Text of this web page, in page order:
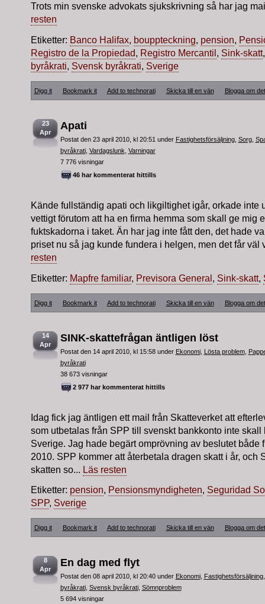
Trots min svenske advokats sjukskrivning så har jag
resten
Etiketter: Banco Halifax, bouppteckning, pension,
Registro de la Propiedad, Registro Mercantil, Sink-skatt
byråkrati, Svensk byråkrati, Sverige
Digg it Bookmark it Add to technorati Skicka till en vän Blogga om det
23
Apr
Apati
Postat den 23 april 2010, kl 20:51 under Fastighetsförsäljning, Sorg,
byråkrati, Vardagslunk Varningar
7 776 visningar
46 har kommenterat hittills
Kände fullständig apati och likgiltighet igår, orkade inte
vettigt förutom att ha en firma hemma som skall ge mig
fuktskadorna i taket. Än har jag inte fått den, det hade
priset nu så jag kunde fundera i helgen, men det får väl
resten
Etiketter: Mapfre familiar, Previsora General Sink-skatt,
Digg it Bookmark it Add to technorati Skicka till en vän Blogga om det
14
Apr
SINK-skattefrågan äntligen löst
Postat den 14 april 2010, kl 15:58 under Ekonomi, Lösta problem,
byråkrati
38 673 visningar
2 977 har kommenterat hittills
Idag fick jag äntligen ett mail från Skatteverket att
som utbetalas från SPP till svenskt bankkonto inte skall
Sverige. Jag hade begärt omprövning av beslutet både
2010. SPP kommer att återbetala dragen skatt i år, och
skatten so... Läs resten
Etiketter: pension, Pensionsmyndigheten, Seguridad
SPP, Sverige
Digg it Bookmark it Add to technorati Skicka till en vän Blogga om det
8
Apr
En dag med flyt
Postat den 08 april 2010, kl 20:40 under Ekonomi, Fastighetsförsäljning
byråkrati, Svensk byråkrati, Sömnproblem
5 694 visningar